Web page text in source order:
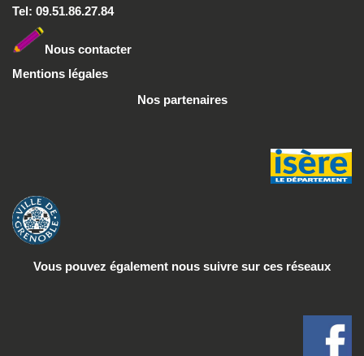
Tel: 09.51.86.27.84
Nous contacter
Mentions légales
Nos partenaires
Vous pouvez également nous suivre sur ces réseaux